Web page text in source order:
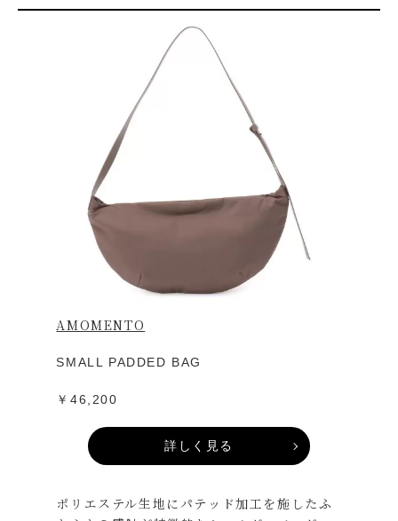
AMOMENTO
SMALL PADDED BAG
￥46,200
詳しく見る
ポリエステル生地にパテッド加工を施したふ